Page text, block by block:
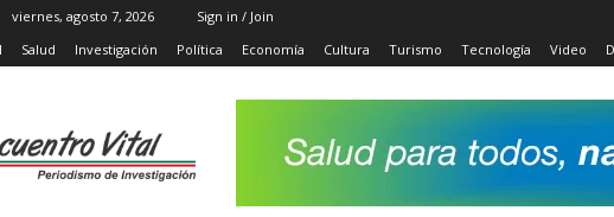
viernes, agosto 7, 2026
Sign in / Join
Salud Investigación Política Economía Cultura Turismo Tecnología Video